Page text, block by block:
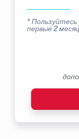
* Пользуйтесь
первые 2